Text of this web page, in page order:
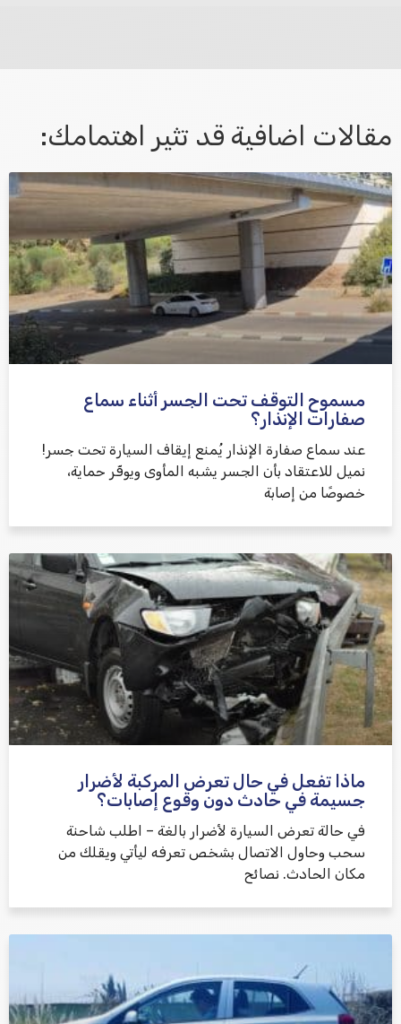
אני מאשר/ת קבלת דיוור במייל ושימוש בפרטים בהתאם
למדיניות הפרטיות
שלח משוב
مقالات اضافية قد تثير اهتمامك:
مسموح التوقف تحت الجسر أثناء سماع
صفارات الإنذار؟
عند سماع صفارة الإنذار يُمنع إيقاف السيارة تحت جسر!
نميل للاعتقاد بأن الجسر يشبه المأوى ويوفّر حماية،
خصوصًا من إصابة
ماذا تفعل في حال تعرض المركبة لأضرار
جسيمة في حادث دون وقوع إصابات؟
في حالة تعرض السيارة لأضرار بالغة – اطلب شاحنة
سحب وحاول الاتصال بشخص تعرفه ليأتي ويقلك من
مكان الحادث. نصائح